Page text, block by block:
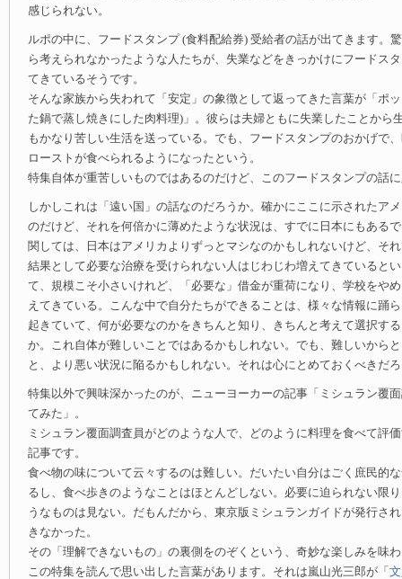
感じられない。
ルポの中に、フードスタンプ (食料配給券) 受給者の話が出てきます。
ら考えられなかったような人たちが、失業などをきっかけにフードス
てきているそうです。
そんな家族から失われて「安定」の象徴として返ってきた言葉が「ポ
た鍋で蒸し焼きにした肉料理)」。彼らは夫婦ともに失業したことから
もかなり苦しい生活を送っている。でも、フードスタンプのおかげで
ローストが食べられるようになったという。
特集自体が重苦しいものではあるのだけど、このフードスタンプの話
しかしこれは「遠い国」の話なのだろうか。確かにここに示されたア
のだけど、それを何倍かに薄めたような状況は、すでに日本にもある
関しては、日本はアメリカよりずっとマシなのかもしれないけど、そ
結果として必要な治療を受けられない人はじわじわ増えてきていると
て、規模こそ小さいけれど、「必要な」借金が重荷になり、学校をや
えてきている。こんな中で自分たちができることは、様々な情報に踊
起きていて、何が必要なのかをきちんと知り、きちんと考えて選択す
か。これ自体が難しいことではあるかもしれない。でも、難しいから
と、より悪い状況に陥るかもしれない。それは心にとめておくべきだ
特集以外で興味深かったのが、ニューヨーカーの記事「ミシュラン覆
てみた」。
ミシュラン覆面調査員がどのような人で、どのように料理を食べて評
記事です。
食べ物の味について云々するのは難しい。だいたい自分はごく庶民的
るし、食べ歩きのようなことはほとんどしない。必要に迫られない限
うなものは見ない。だもんだから、東京版ミシュランガイドが発行さ
きなかった。
その「理解できないもの」の裏側をのぞくという、奇妙な楽しみを味
この特集を読んで思い出した言葉があります。それは嵐山光三郎が「